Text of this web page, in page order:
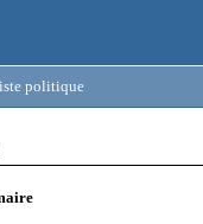
politique